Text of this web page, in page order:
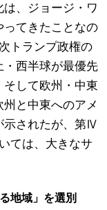
、ジョージ・ワ
ってきたことなの
トランプ政権の
西半球が最優先
して欧州・中東
と中東へのアメ
示されたが、第Ⅳ
ては、大きなサ
地域」を選別